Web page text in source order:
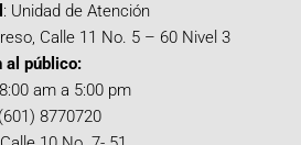
: Unidad de Atención
Calle 11 No. 5 – 60 Nivel 3
al público:
am a 5:00 pm
8770720